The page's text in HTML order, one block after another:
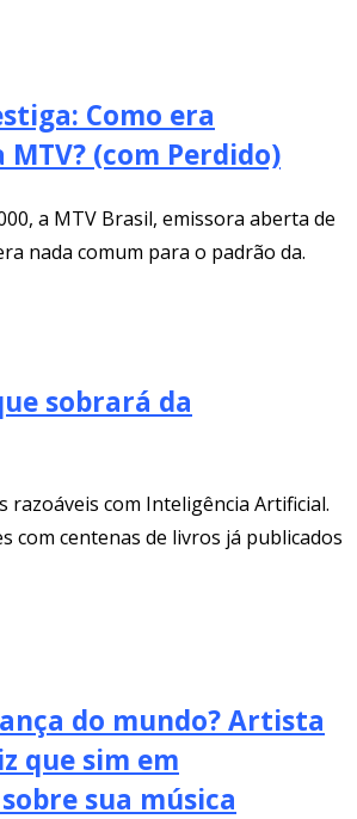
Como era
(com Perdido)
a MTV Brasil, emissora aberta de
nada comum para o padrão da.
sobrará da
razoáveis com Inteligência Artificial.
com centenas de livros já publicados
do mundo? Artista
que sim em
sua música